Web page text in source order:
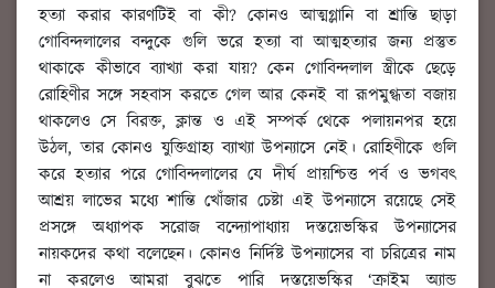
হত্যা করার কারণটিই বা কী? কোনও আত্মগ্লানি বা শ্রান্তি ছাড়া
গোবিন্দলালের বন্দুকে গুলি ভরে হত্যা বা আত্মহত্যার জন্য প্রস্তুত
থাকাকে কীভাবে ব্যাখ্যা করা যায়? কেন গোবিন্দলাল স্ত্রীকে ছেড়ে
রোহিণীর সঙ্গে সহবাস করতে গেল আর কেনই বা রূপমুগ্ধতা বজায়
থাকলেও সে বিরক্ত, ক্লান্ত ও এই সম্পর্ক থেকে পলায়নপর হয়ে
উঠল, তার কোনও যুক্তিগ্রাহ্য ব্যাখ্যা উপন্যাসে নেই। রোহিণীকে গুলি
করে হত্যার পরে গোবিন্দলালের যে দীর্ঘ প্রায়শ্চিত্ত পর্ব ও ভগবৎ
আশ্রয় লাভের মধ্যে শান্তি খোঁজার চেষ্টা এই উপন্যাসে রয়েছে সেই
প্রসঙ্গে অধ্যাপক সরোজ বন্দ্যোপাধ্যায় দস্তয়েভস্কির উপন্যাসের
নায়কদের কথা বলেছেন। কোনও নির্দিষ্ট উপন্যাসের বা চরিত্রের নাম
না করলেও আমরা বুঝতে পারি দস্তয়েভস্কির ‘ক্রাইম অ্যান্ড